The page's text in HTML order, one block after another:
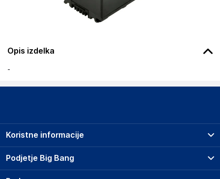
Opis izdelka
-
Podjetje Big Bang
O podjetju
Koristne informacije
Prodajna mesta